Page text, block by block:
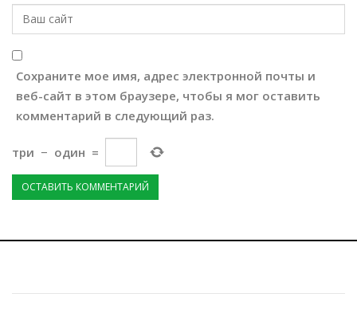
Сохраните мое имя, адрес электронной почты и
веб-сайт в этом браузере, чтобы я мог оставить
комментарий в следующий раз.
три − один =